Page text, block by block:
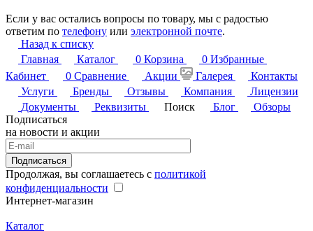
Если у вас остались вопросы по товару, мы с радостью
ответим по телефону или электронной почте.
Назад к списку
Главная
Каталог 0 Корзина 0 Избранные
Кабинет
0 Сравнение Акции Галерея
Контакты
Услуги
Бренды Отзывы Компания
Лицензии
Документы
Реквизиты Поиск Блог
Обзоры
Подписаться
на новости и акции
Подписаться
Продолжая, вы соглашаетесь с политикой
конфиденциальности
Интернет-магазин
Каталог